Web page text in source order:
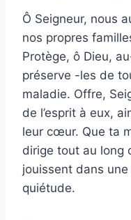
Ô Seigneur, nous
nos propres
Protège, ô Dieu,
préserve -les de
maladie. Offre,
de l’esprit à eux,
leur cœur. Que ta
dirige tout au long
jouissent dans
quiétude.